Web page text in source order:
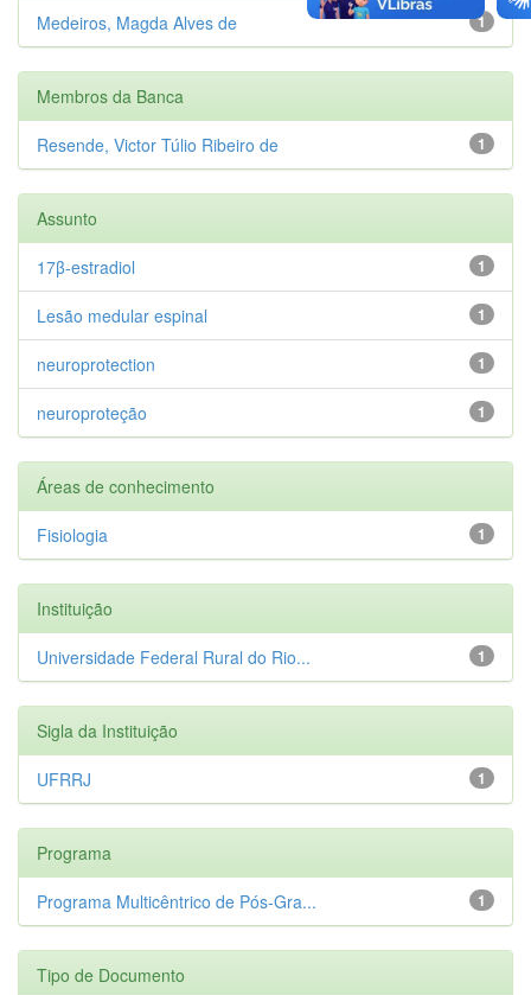
1
Medeiros, Magda Alves de
Membros da Banca
1
Resende, Victor Túlio Ribeiro de
Assunto
1
17β-estradiol
1
Lesão medular espinal
1
neuroprotection
1
neuroproteção
Áreas de conhecimento
1
Fisiologia
Instituição
1
Universidade Federal Rural do Rio...
Sigla da Instituição
1
UFRRJ
Programa
1
Programa Multicêntrico de Pós-Gra...
Tipo de Documento